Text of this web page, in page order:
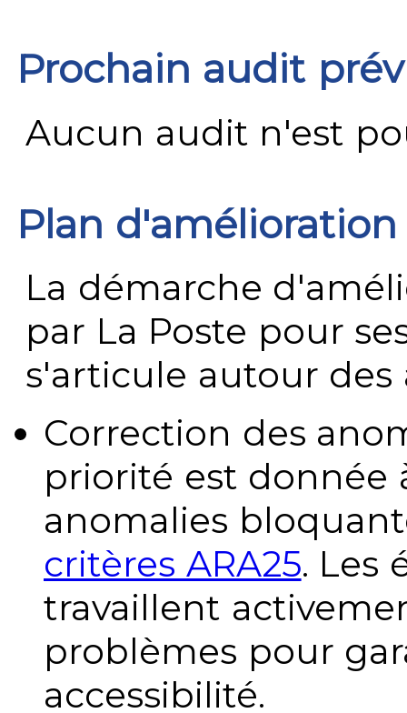
Prochain audit
Aucun audit n'est
Plan
La démarche
par La Poste pour
s'articule autour des
Correction des
priorité est donnée
anomalies
critères ARA25. Les
travaillent
problèmes pour
accessibilité.